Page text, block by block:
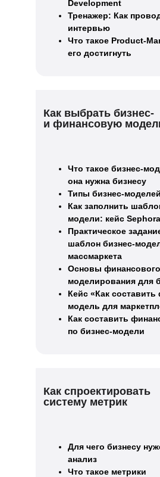
Development
Тренажер: Как
интервью
Что такое Product-
его достигнуть
Как выбрать бизнес-
и финансовую
Что такое бизнес-
она нужна бизнесу
Типы бизнес-моделей
Как заполнить
модели: кейс Sephora
Практическое
шаблон бизнес-
массмаркета
Основы финансового
моделирования для
Кейс «Как
модель для
Как соcтавить
по бизнес-модели
Как спроектировать
систему метрик
Для чего бизнесу
анализ
Что такое метрики